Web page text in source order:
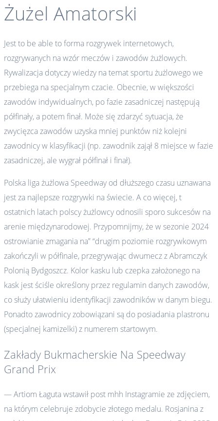
Żużel Amatorski
Jest to be able to forma rozgrywek internetowych,
rozgrywanych na wzór meczów i zawodów żużlowych.
Rywalizacja dotyczy wiedzy na temat sportu żużlowego we
przebiega na specjalnym czacie. Obecnie, w większości
zawodów indywidualnych, po fazie zasadniczej następują
półfinały, a potem finał. Może się zdarzyć sytuacja, że
zwycięzca zawodów uzyska mniej punktów niż kolejni
zawodnicy w klasyfikacji (np. zawodnik zajął 8 miejsce w fazie
zasadniczej, ale wygrał półfinał i finał).
Polska liga żużlowa Speedway od dłuższego czasu uznawana
jest za najlepsze rozgrywki na świecie. A co więcej, t
ostatnich latach polscy żużlowcy odnosili sporo sukcesów na
arenie międzynarodowej. Przypomnijmy, że w sezonie 2024
ostrowianie zmagania na” “drugim poziomie rozgrywkowym
zakończyli w półfinale, przegrywając dwumecz z Abramczyk
Polonią Bydgoszcz. Kolor kasku lub czepka założonego na
kask jest ściśle określony przez regulamin danych zawodów,
co służy ułatwieniu identyfikacji zawodników w danym biegu.
Ponadto zawodnicy zobowiązani są do posiadania plastronu
(specjalnej kamizelki) z numerem startowym.
Zakłady Bukmacherskie Na Speedway
Grand Prix
— Artiom Łaguta wstawił post mhh Instagramie ze zdjęciem,
na którym celebruje zdobycie złotego medalu. Rosjanina z